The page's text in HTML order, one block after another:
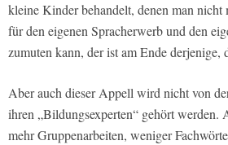
kleine Kinder behandelt, denen man
für den eigenen Spracherwerb und den
zumuten kann, der ist am Ende derjenige,
Aber auch dieser Appell wird nicht von
ihren „Bildungsexperten“ gehört werden.
mehr Gruppenarbeiten, weniger